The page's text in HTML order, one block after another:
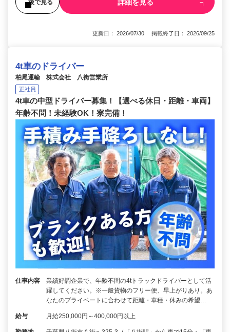
後で見る 詳細を見る
更新日： 2026/07/30 掲載終了日： 2026/09/25
4t車のドライバー
柏尾運輸 株式会社 八街営業所
正社員
4t車の中型ドライバー募集！【選べる休日・距離・車両】
年齢不問！未経験OK！寮完備！
仕事内容
業績好調企業で、年齢不問の4tトラックドライバーとして活
躍してください。※一般貨物のフリー便、早上がりあり。あ
なたのプライベートに合わせて距離・車種・休みの希望…
給与 月給250,000円～400,000円以上